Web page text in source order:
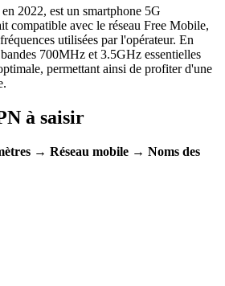
2022, est un smartphone 5G
compatible avec le réseau Free Mobile,
utilisées par l'opérateur. En
700MHz et 3.5GHz essentielles
permettant ainsi de profiter d'une
à saisir
→ Réseau mobile → Noms des